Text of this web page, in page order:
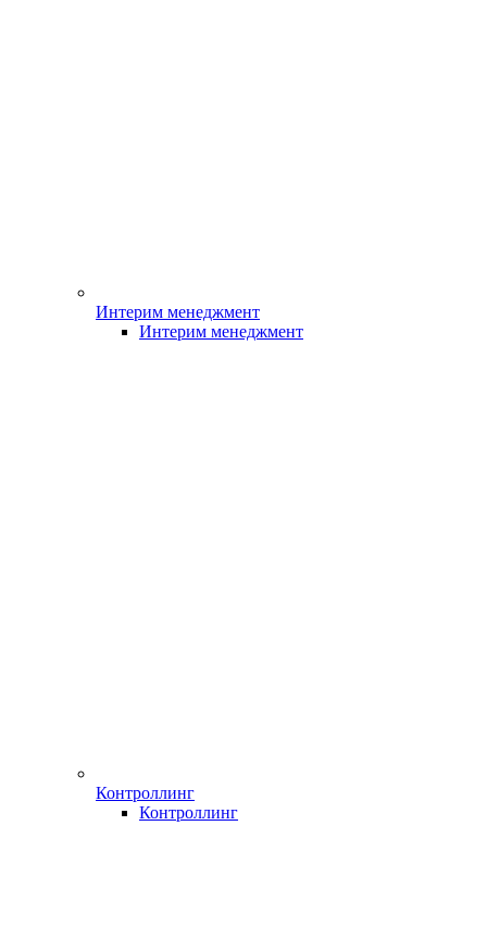
Интерим менеджмент
Интерим менеджмент
Контроллинг
Контроллинг